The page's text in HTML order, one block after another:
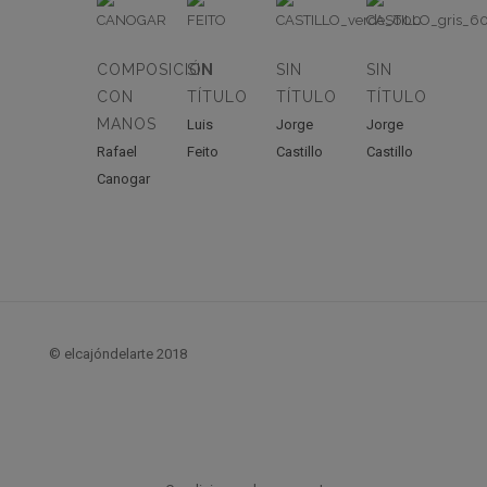
COMPOSICIÓN
CON
MANOS
Rafael
Canogar
SIN
TÍTULO
Luis
Feito
SIN
TÍTULO
Jorge
Castillo
SIN
TÍTULO
Jorge
Castillo
© elcajóndelarte 2018